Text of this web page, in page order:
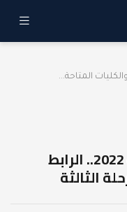
موعد تنسيق المرحلة الثالثة 2022.. الرابط
الثالثة